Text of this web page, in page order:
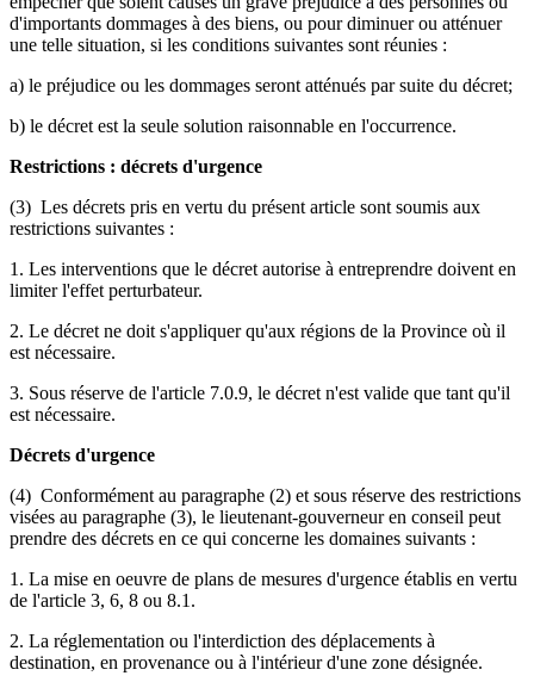
d'importants dommages à des biens, ou pour diminuer ou atténuer
une telle situation, si les conditions suivantes sont réunies :
a) le préjudice ou les dommages seront atténués par suite du décret;
b) le décret est la seule solution raisonnable en l'occurrence.
Restrictions : décrets d'urgence
(3) Les décrets pris en vertu du présent article sont soumis aux
restrictions suivantes :
1. Les interventions que le décret autorise à entreprendre doivent en
limiter l'effet perturbateur.
2. Le décret ne doit s'appliquer qu'aux régions de la Province où il
est nécessaire.
3. Sous réserve de l'article 7.0.9, le décret n'est valide que tant qu'il
est nécessaire.
Décrets d'urgence
(4) Conformément au paragraphe (2) et sous réserve des restrictions
visées au paragraphe (3), le lieutenant-gouverneur en conseil peut
prendre des décrets en ce qui concerne les domaines suivants :
1. La mise en oeuvre de plans de mesures d'urgence établis en vertu
de l'article 3, 6, 8 ou 8.1.
2. La réglementation ou l'interdiction des déplacements à
destination, en provenance ou à l'intérieur d'une zone désignée.